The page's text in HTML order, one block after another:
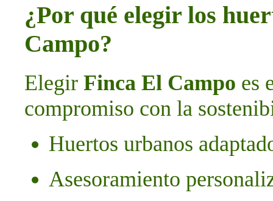
¿Por qué elegir los
Campo?
Elegir Finca El Campo es
compromiso con la
Huertos urbanos
Asesoramiento